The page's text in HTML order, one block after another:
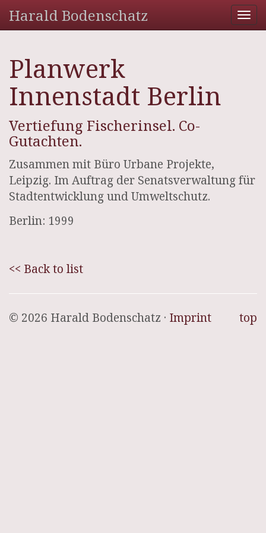
Harald Bodenschatz
Planwerk
Innenstadt Berlin
Vertiefung Fischerinsel. Co-
Gutachten.
Zusammen mit Büro Urbane Projekte,
Leipzig. Im Auftrag der Senatsverwaltung für
Stadtentwicklung und Umweltschutz.
Berlin: 1999
<< Back to list
top
© 2026 Harald Bodenschatz · Imprint